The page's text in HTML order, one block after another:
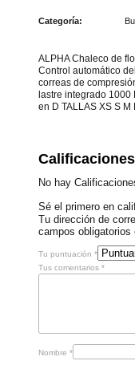
Categoría:
ALPHA Chaleco de
Control automático
correas de
lastre integrado 1000
en D TALLAS XS S M
Calificaciones
No hay
Sé el primero en
Tu dirección de
campos
Tu puntuación *
Tus comentarios *
Nombre *